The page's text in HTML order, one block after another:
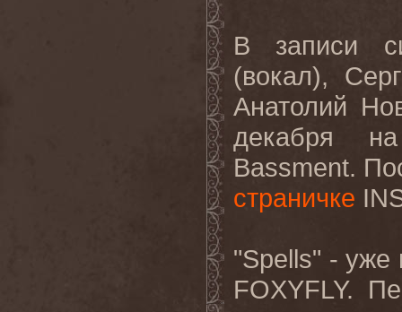
В записи
(вокал),
Анатолий
декабря
Bassment.
страничке
"Spells" - уже
FOXYFLY.